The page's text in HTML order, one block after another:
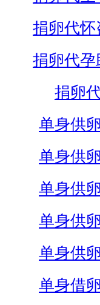
捐卵代怀
捐卵代孕
捐卵
单身供
单身供
单身供
单身供
单身供
单身借